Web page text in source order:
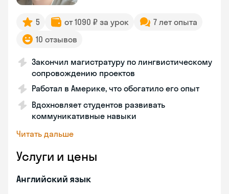
5 от 1090 ₽ за урок
7 лет опыта
10 отзывов
Закончил магистратуру по лингвистическому
сопровождению проектов
Работал в Америке, что обогатило его опыт
Вдохновляет студентов развивать
коммуникативные навыки
Читать дальше
Услуги и цены
Английский язык